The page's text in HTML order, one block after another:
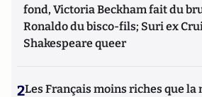
fond, Victoria Beckham fait du
Ronaldo du bisco-fils; Suri ex
Shakespeare queer
2Les Français moins riches que la